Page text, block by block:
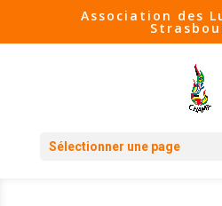
Association des
Sélectionner une page